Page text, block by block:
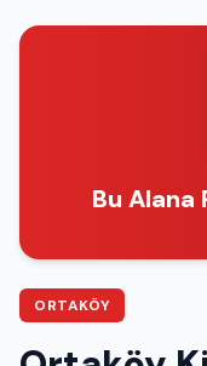
Bu Alana
ORTAKÖY